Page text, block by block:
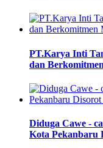
PT.Karya Inti
dan
Diduga Cawe -
Kota Pekanbaru